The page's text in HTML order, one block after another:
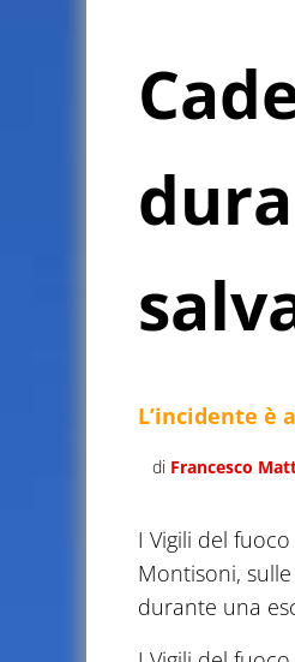
L’incidente è
di Francesco
I Vigili del
Montisoni,
durante una